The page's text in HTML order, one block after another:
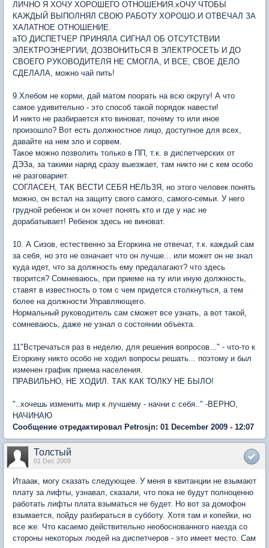
ЛИЧНО Я ХОЧУ ХОРОШЕГО ОТНОШЕНИЯ.хОЧУ ЧТОБЫ
КАЖДЫЙ ВЫПОЛНЯЛ СВОЮ РАБОТУ ХОРОШО.И ОТВЕЧАЛ ЗА
ХАЛАТНОЕ ОТНОШЕНИЕ.
аТО ДИСПЕТЧЕР ПРИНЯЛА СИГНАЛ ОБ ОТСУТСТВИИ
ЭЛЕКТРОЭНЕРГИИ, ДОЗВОНИТЬСЯ В ЭЛЕКТРОСЕТЬ И ДО
СВОЕГО РУКОВОДИТЕЛЯ НЕ СМОГЛА, И ВСЕ, СВОЕ ДЕЛО
СДЕЛАЛА, можно чай пить!
9.Хлебом не корми, дай матом поорать на всю округу! А что
самое удивительно - это способ такой порядок навести!
И никто не разбирается кто виноват, почему то или иное
произошло? Вот есть должностное лицо, доступное для всех,
давайте на нем зло и сорвем.
Такое можно позволить только в ПП, т.к. в диспетчерских от
ДЭЗа, за такими наряд сразу выезжает, там никто ни с кем особо
не разговариет.
СОГЛАСЕН, ТАК ВЕСТИ СЕБЯ НЕЛЬЗЯ, но этого человек понять
можно, он встал на защиту свого самого, самого-семьи. У него
грудной ребенок и он хочет понять кто и где у нас не
дорабатывает! Ребенок здесь не виноват.
10. А Сизов, естественно за Егоркина не отвечат, т.к. каждый сам
за себя, но это не означает что он лучше... или может он не знал
куда идет, что за должность ему предалагают? что здесь
творится? Сомневаюсь, при приеме на ту или иную должность,
ставят в известность о том с чем придется столкнуться, а тем
более на должности Управляющего.
Нормальный руководитель сам сможет все узнать, а вот такой,
сомневаюсь, даже не узнал о состоянии объекта.
11"Встречаться раз в неделю, для решения вопросов..." - что-то к
Егоркину никто особо не ходил вопросы решать... поэтому и был
изменен график приема населения.
ПРАВИЛЬНО, НЕ ХОДИЛ. ТАК КАК ТОЛКУ НЕ БЫЛО!
"..хочешь изменить мир к лучшему - начни с себя.." -ВЕРНО,
НАЧИНАЮ
Сообщение отредактировал Petrosjn: 01 December 2009 - 12:07
Толстый
01 Dec 2009
Итааак, могу сказать следующее. У меня в квитанции не взымают
плату за лифты, узнавал, сказали, что пока не будут полноценно
работать лифты плата взыматься не будет. Но вот за домофон
взымается, пойду разбираться в субботу. Хотя там и копейки, но
все же. Что касаемо действительно необоснованного наезда со
стороны некоторых людей на диспетчеров - это имеет место. Сам